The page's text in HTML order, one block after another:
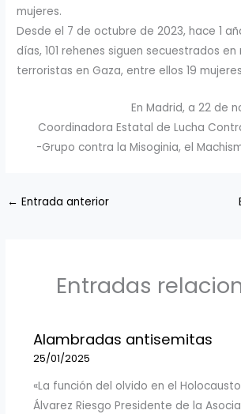
mujeres.
Desde el 7 de octubre de 2023, hace 1
días, 101 rehenes siguen secuestrados
terroristas en Gaza, entre ellos 19
En Madrid, a 22 de
Coordinadora Estatal de Lucha
-Grupo contra la Misoginia, el
← Entrada anterior
Entradas
Alambradas antisemitas
25/01/2025
«La función del olvido en el
Álvarez Riesgo Presidente de la